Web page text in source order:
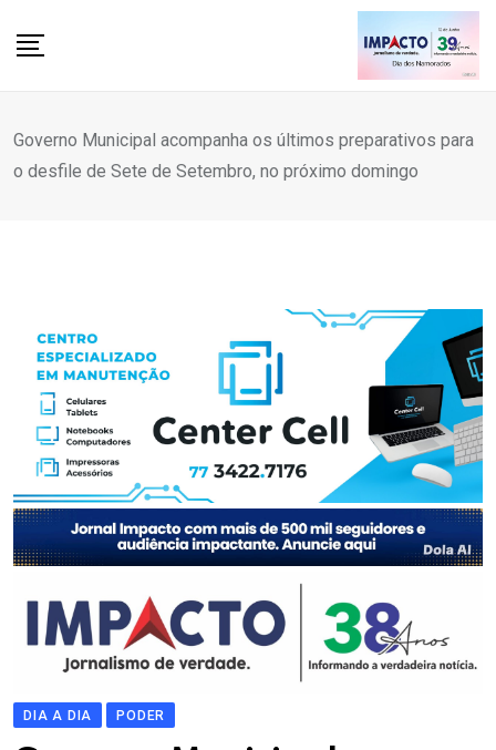
Governo Municipal acompanha os últimos preparativos para
o desfile de Sete de Setembro, no próximo domingo
DIA A DIA PODER